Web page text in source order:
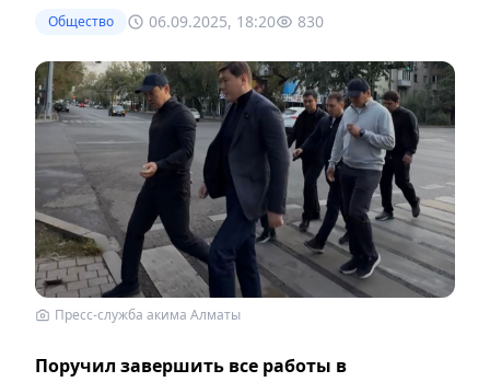
Общество 06.09.2025, 18:20 830
Пресс-служба акима Алматы
Поручил завершить все работы в